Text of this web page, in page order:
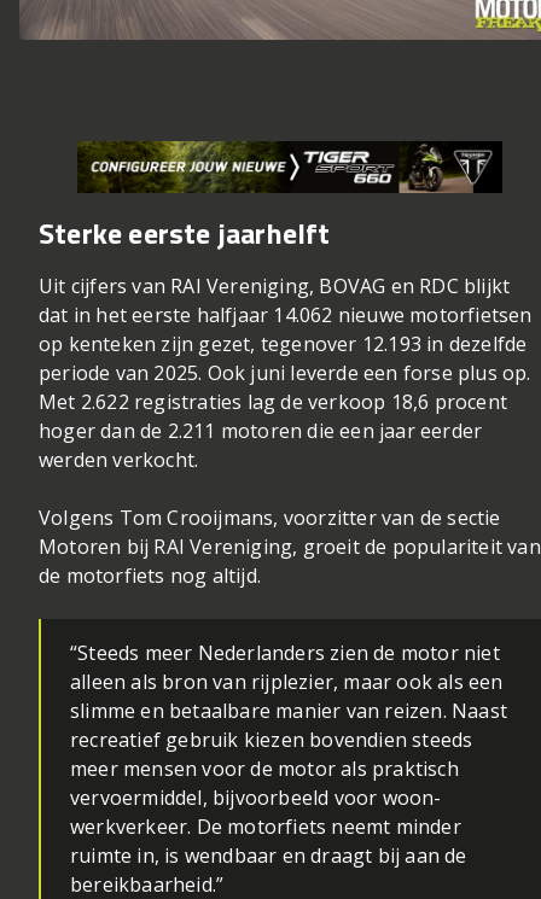
Sterke eerste jaarhelft
Uit cijfers van RAI Vereniging, BOVAG en RDC blijkt
dat in het eerste halfjaar 14.062 nieuwe motorfietsen
op kenteken zijn gezet, tegenover 12.193 in dezelfde
periode van 2025. Ook juni leverde een forse plus op.
Met 2.622 registraties lag de verkoop 18,6 procent
hoger dan de 2.211 motoren die een jaar eerder
werden verkocht.
Volgens Tom Crooijmans, voorzitter van de sectie
Motoren bij RAI Vereniging, groeit de populariteit van
de motorfiets nog altijd.
“Steeds meer Nederlanders zien de motor niet
alleen als bron van rijplezier, maar ook als een
slimme en betaalbare manier van reizen. Naast
recreatief gebruik kiezen bovendien steeds
meer mensen voor de motor als praktisch
vervoermiddel, bijvoorbeeld voor woon-
werkverkeer. De motorfiets neemt minder
ruimte in, is wendbaar en draagt bij aan de
bereikbaarheid.”